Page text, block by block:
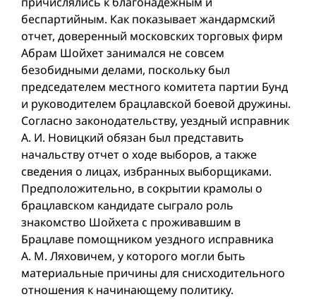
беспартийным. Как показывает жандармский
отчет, доверенный московских торговых фирм
Абрам Шойхет занимался не совсем
безобидными делами, поскольку был
председателем местного комитета партии Бунд
и руководителем брацлавской боевой дружины.
Согласно законодательству, уездный исправник
А. И. Новицкий обязан был представить
начальству отчет о ходе выборов, а также
сведения о лицах, избранных выборщиками.
Предположительно, в сокрытии крамолы о
брацлавском кандидате сыграло роль
знакомство Шойхета с проживавшим в
Брацлаве помощником уездного исправника
А. М. Ляховичем, у которого могли быть
материальные причины для снисходительного
отношения к начинающему политику.